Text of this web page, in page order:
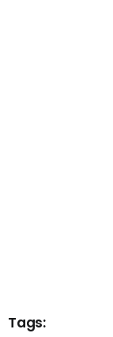
Tags: